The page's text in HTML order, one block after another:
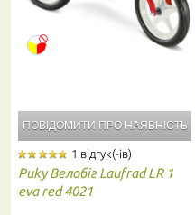
ПОВІДОМИТИ ПРО НАЯВНІСТЬ
1 відгук(-ів)
Puky Велобіг Laufrad LR 1
eva red 4021